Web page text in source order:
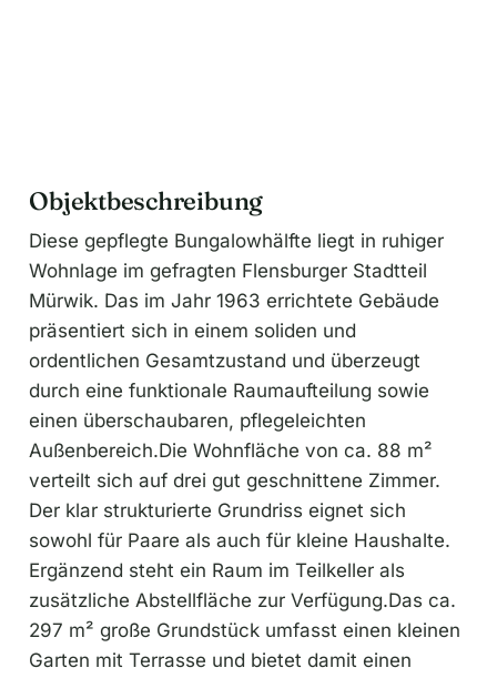
Objektbeschreibung
Diese gepflegte Bungalowhälfte liegt in ruhiger
Wohnlage im gefragten Flensburger Stadtteil
Mürwik. Das im Jahr 1963 errichtete Gebäude
präsentiert sich in einem soliden und
ordentlichen Gesamtzustand und überzeugt
durch eine funktionale Raumaufteilung sowie
einen überschaubaren, pflegeleichten
Außenbereich.Die Wohnfläche von ca. 88 m²
verteilt sich auf drei gut geschnittene Zimmer.
Der klar strukturierte Grundriss eignet sich
sowohl für Paare als auch für kleine Haushalte.
Ergänzend steht ein Raum im Teilkeller als
zusätzliche Abstellfläche zur Verfügung.Das ca.
297 m² große Grundstück umfasst einen kleinen
Garten mit Terrasse und bietet damit einen